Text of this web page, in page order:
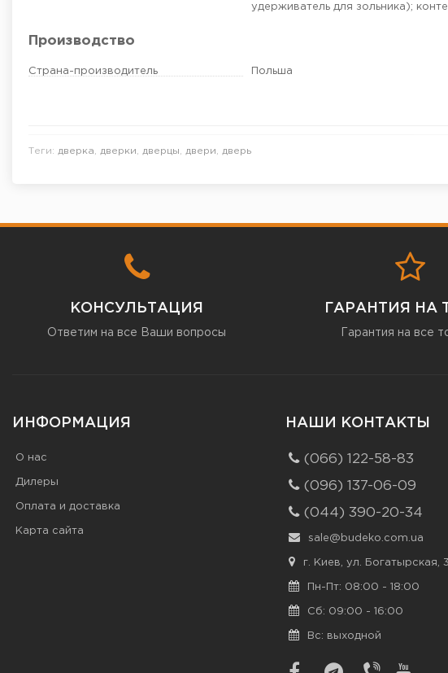
удерживатель для зольника);
Производство
Страна-производитель Польша
Теги: дверка дверки дверцы двери дверь
КОНСУЛЬТАЦИЯ
Ответим на все Ваши вопросы
ГАРАНТИЯ НА
Гарантия на все
ИНФОРМАЦИЯ
О нас
Дилеры
Оплата и доставка
Карта сайта
НАШИ КОНТАКТЫ
(066) 122-58-83
(096) 137-06-09
(044) 390-20-34
sale@budeko.com.ua
г. Киев, ул. Богатырская,
Пн-Пт: 08:00 - 18:00
Сб: 09:00 - 16:00
Вс: выходной